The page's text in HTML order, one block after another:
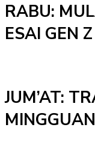
RABU:
ESAI GEN
JUM’AT: